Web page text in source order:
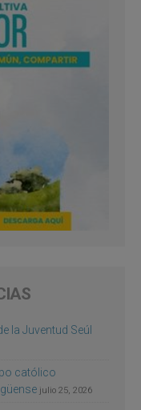
la Juventud Seúl
católico
julio 25, 2026